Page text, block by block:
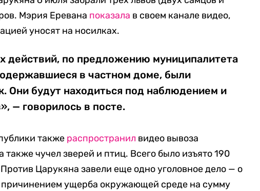
Мэрия Еревана показала в своем канале видео,
уносят на носилках.
действий, по предложению муниципалитета
в частном доме, были
Они будут находиться под наблюдением и
— говорилось в посте.
также распространил видео вывоза
чучел зверей и птиц. Всего было изъято 190
Царукяна завели еще одно уголовное дело — о
причинением ущерба окружающей среде на сумму